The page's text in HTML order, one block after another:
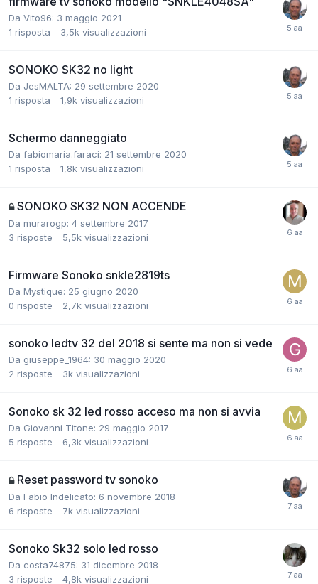
Da Vito96: 3 maggio 2021
1 risposta 3,5k visualizzazioni
SONOKO SK32 no light
Da JesMALTA: 29 settembre 2020
1 risposta 1,9k visualizzazioni
Schermo danneggiato
Da fabiomaria.faraci: 21 settembre 2020
1 risposta 1,8k visualizzazioni
SONOKO SK32 NON ACCENDE
Da murarogp: 4 settembre 2017
3 risposte 5,5k visualizzazioni
Firmware Sonoko snkle2819ts
Da Mystique: 25 giugno 2020
0 risposte 2,7k visualizzazioni
sonoko ledtv 32 del 2018 si sente ma non si vede
Da giuseppe_1964: 30 maggio 2020
2 risposte 3k visualizzazioni
Sonoko sk 32 led rosso acceso ma non si avvia
Da Giovanni Titone: 29 maggio 2017
5 risposte 6,3k visualizzazioni
Reset password tv sonoko
Da Fabio Indelicato: 6 novembre 2018
6 risposte 7k visualizzazioni
Sonoko Sk32 solo led rosso
Da costa74875: 31 dicembre 2018
3 risposte 4,8k visualizzazioni